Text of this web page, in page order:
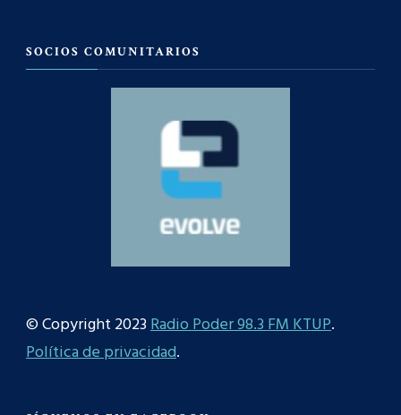
SOCIOS COMUNITARIOS
© Copyright 2023Radio Poder 98.3 FM KTUP.
Política de privacidad.